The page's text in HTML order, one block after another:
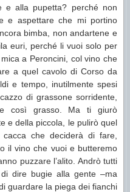
e alla pupetta? perché non
e aspettare che mi portino
bimba, non andartene e
euri, perché li vuoi solo per
a Peroncini, col vino che
a quel cavolo di Corso da
e tempo, inutilmente spesi
di grassone sorridente,
così grasso. Ma ti giurò
e della piccola, le pulirò quel
che deciderà di fare,
il vino che vuoi e butteremo
puzzare l’alito. Andrò tutti
dire bugie alla gente –ma
guardare la piega dei fianchi